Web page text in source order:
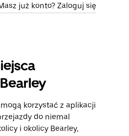
już konto? Zaloguj się
korzystać z aplikacji
do niemal
i okolicy Bearley,